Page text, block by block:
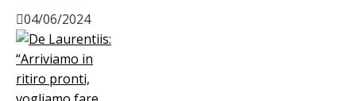
04/06/2024